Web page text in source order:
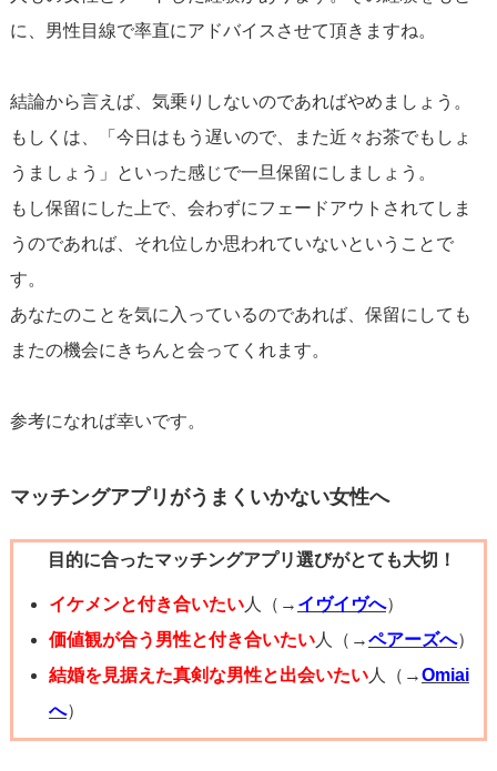
に、男性目線で率直にアドバイスさせて頂きますね。
結論から言えば、気乗りしないのであればやめましょう。
もしくは、「今日はもう遅いので、また近々お茶でもしょ
うましょう」といった感じで一旦保留にしましょう。
もし保留にした上で、会わずにフェードアウトされてしま
うのであれば、それ位しか思われていないということで
す。
あなたのことを気に入っているのであれば、保留にしても
またの機会にきちんと会ってくれます。
参考になれば幸いです。
マッチングアプリがうまくいかない女性へ
目的に合ったマッチングアプリ選びがとても大切！
イケメンと付き合いたい人（→ イヴイヴへ）
価値観が合う男性と付き合いたい人（→ペアーズへ）
結婚を見据えた真剣な男性と出会いたい人（→Omiai
へ）